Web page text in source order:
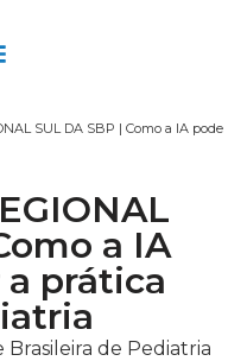
SUL DA SBP | Como a IA pode
a IA
prática
de Pediatria